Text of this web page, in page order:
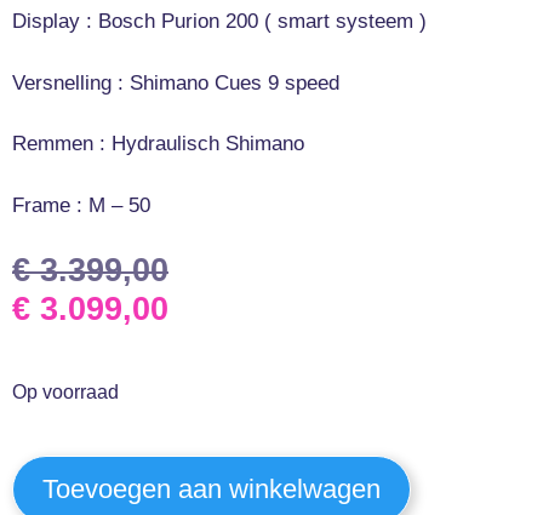
Display : Bosch Purion 200 ( smart systeem )
Versnelling : Shimano Cues 9 speed
Remmen : Hydraulisch Shimano
Frame : M – 50
€3.399,00
€ 3.099,00
Op voorraad
Toevoegen aan winkelwagen